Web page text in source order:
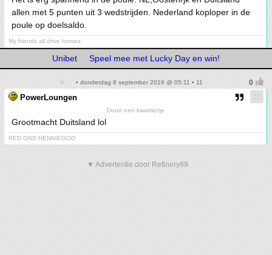
allen met 5 punten uit 3 wedstrijden. Nederland koploper in de
poule op doelsaldo.
My friends all drive horses
Unibet Speel mee met Lucky Day en win!
• donderdag 8 september 2016 @ 05:11 • 11
PowerLoungen
Duurt een kwartiertje
Grootmacht Duitsland lol
RED ONS HENNIEGOD
▼ Advertentie door Refinery89